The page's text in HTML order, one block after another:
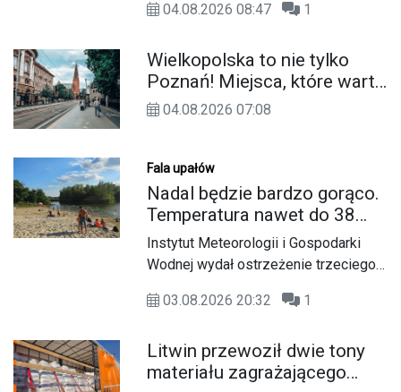
na los tych, którzy sami nie potrafią
funkcjonariusze Komendy Powiatowej
Policji w Kędzierzynie-Koźlu
odwiedzili Schronisko dla
pomoc tym, którzy najbardziej
potrzebują nowego domu. Efekty tej
współpracy mieszkańcy będą mogli
04.08.2026 08:47 1
Wielkopolska to nie tylko
Poznań! Miejsca, które warto
zobaczyć
04.08.2026 07:08
Fala upałów
Nadal będzie bardzo gorąco.
Temperatura nawet do 38
stopni. Ostrzeżenie IMGW aż
do czwartku
Instytut Meteorologii i Gospodarki
Wodnej wydał ostrzeżenie trzeciego,
dla powiatu kędzierzyńsko-
temperaturę dochodzącą nawet do 38
stopni Celsjusza.
03.08.2026 20:32 1
Litwin przewoził dwie tony
materiału zagrażającego